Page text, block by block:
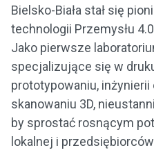
Bielsko-Biała stał się
technologii Przemysłu
Jako pierwsze
specjalizujące się w
prototypowaniu,
skanowaniu 3D,
by sprostać rosnącym
lokalnej i